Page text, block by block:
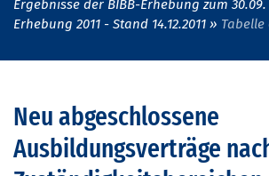
Ergebnisse der BIBB-Erhebung zum 30.09.
Erhebung 2011 - Stand 14.12.2011
Tabelle
Neu abgeschlossene
Ausbildungsverträge